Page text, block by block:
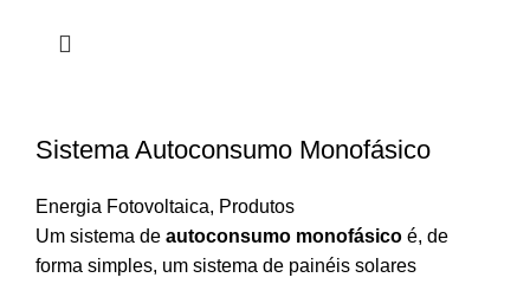
Sistema Autoconsumo Monofásico
Energia Fotovoltaica, Produtos
Um sistema de autoconsumo monofásico é, de
forma simples, um sistema de painéis solares